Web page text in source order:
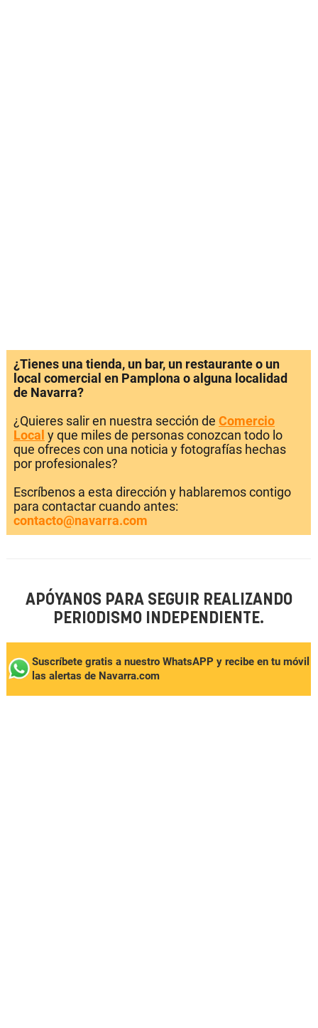
¿Tienes una tienda, un bar, un restaurante o un
local comercial en Pamplona o alguna localidad
de Navarra?
¿Quieres salir en nuestra sección de Comercio
Local y que miles de personas conozcan todo lo
que ofreces con una noticia y fotografías hechas
por profesionales?
Escríbenos a esta dirección y hablaremos contigo
para contactar cuando antes:
contacto@navarra.com
APÓYANOS PARA SEGUIR REALIZANDO
PERIODISMO INDEPENDIENTE.
Suscríbete gratis a nuestro WhatsAPP y recibe en tu móvil
las alertas de Navarra.com